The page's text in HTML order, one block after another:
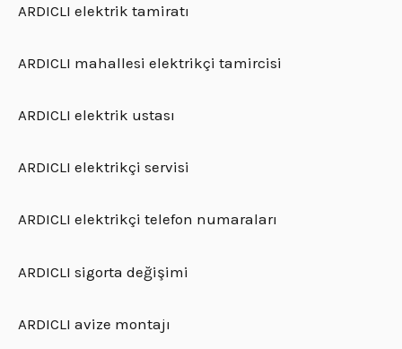
ARDICLI elektrik tamiratı
ARDICLI mahallesi elektrikçi tamircisi
ARDICLI elektrik ustası
ARDICLI elektrikçi servisi
ARDICLI elektrikçi telefon numaraları
ARDICLI sigorta değişimi
ARDICLI avize montajı